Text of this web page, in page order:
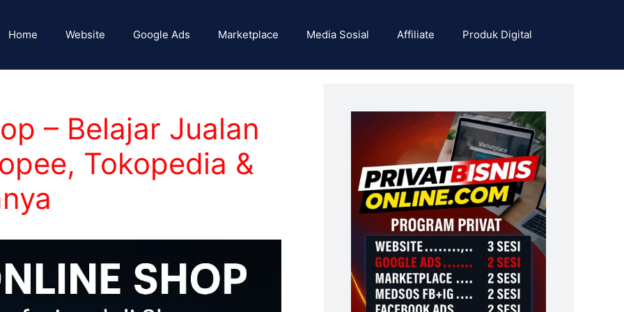
Home Website Google Ads Marketplace Media Sosial Affiliate Produk Digital
– Belajar Jualan
Tokopedia &